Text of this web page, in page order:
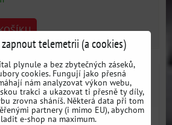
pásů - FIA
pro navaření.
telemetrii (a cookies)
plynule a bez zbytečných záseků,
cookies. Fungují jako přesná
nám analyzovat výkon webu,
trakci a ukazovat ti přesně ty díly,
zrovna sháníš. Některá data při tom
partnery (i mimo EU), abychom
e-shop na maximum.